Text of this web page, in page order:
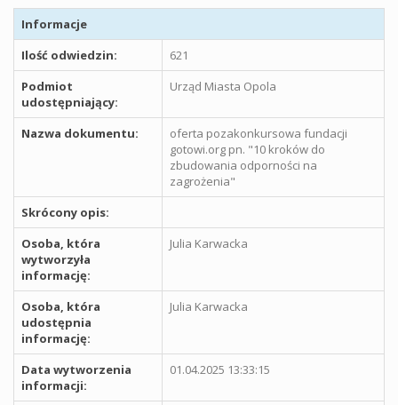
Informacje
Ilość odwiedzin:
621
Podmiot
udostępniający:
Urząd Miasta Opola
Nazwa dokumentu:
oferta pozakonkursowa fundacji
gotowi.org pn. "10 kroków do
zbudowania odporności na
zagrożenia"
Skrócony opis:
Osoba, która
wytworzyła
informację:
Julia Karwacka
Osoba, która
udostępnia
informację:
Julia Karwacka
Data wytworzenia
informacji:
01.04.2025 13:33:15